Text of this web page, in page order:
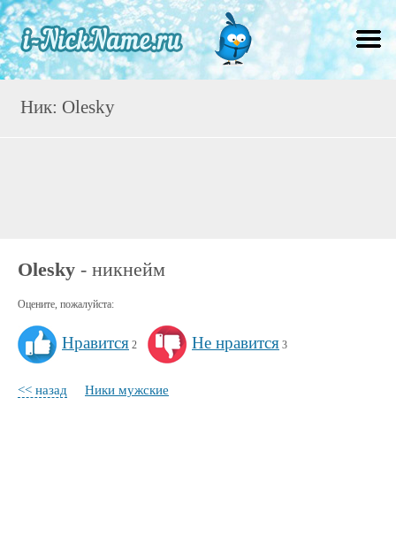
Ник: Olesky
Olesky - никнейм
Оцените, пожалуйста:
Нравится 2 Не нравится 3
<< назад Ники мужские